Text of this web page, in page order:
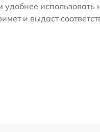
использовать
и выдаст